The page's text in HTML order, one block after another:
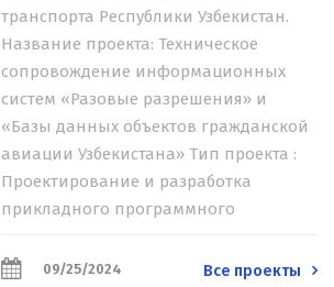
транспорта Республики Узбекистан.
Название проекта: Техническое
сопровождение информационных
систем «Разовые разрешения» и
«Базы данных объектов гражданской
авиации Узбекистана» Тип проекта :
Проектирование и разработка
прикладного программного
Агентство «Узавиация» при
09/25/2024 Все проекты